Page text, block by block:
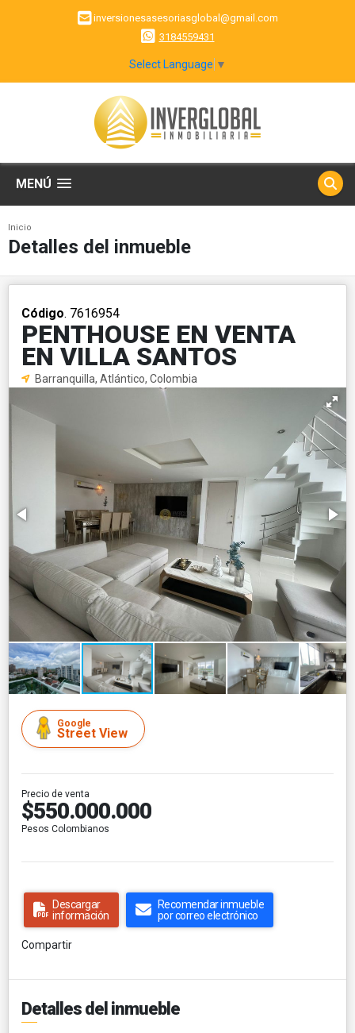
inversionesasesoriasglobal@gmail.com
3184559431
Select Language ▼
MENÚ
Inicio
Detalles del inmueble
Código. 7616954
PENTHOUSE EN VENTA
EN VILLA SANTOS
Barranquilla, Atlántico, Colombia
Google
Street View
Precio de venta
$550.000.000
Pesos Colombianos
Descargar
información
Recomendar inmueble
por correo electrónico
Compartir
Detalles del inmueble